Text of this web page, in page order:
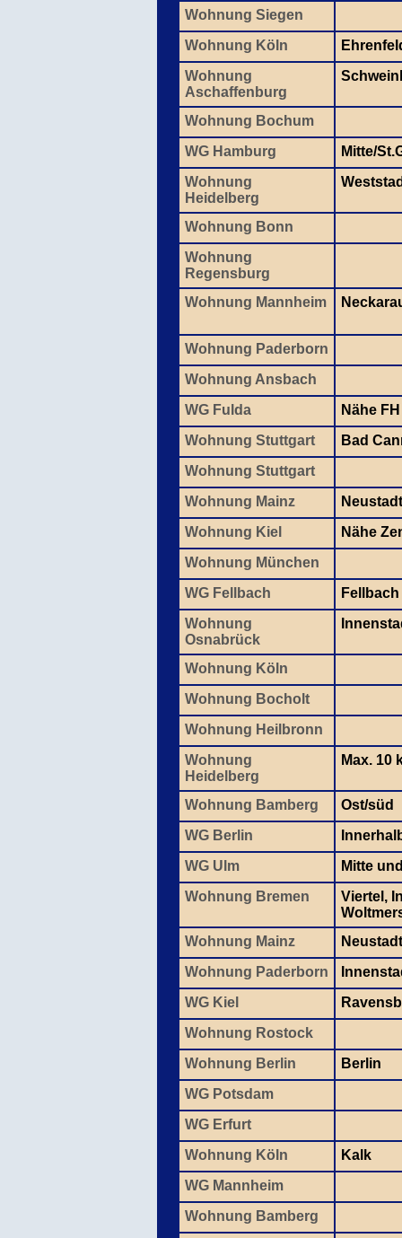
Wohnung Siegen
Wohnung Köln
Wohnung
Aschaffenburg
Wohnung Bochum
WG Hamburg
Mitte/
Wohnung
Heidelberg
Wohnung Bonn
Wohnung
Regensburg
Wohnung Mannheim
Wohnung Paderborn
Wohnung Ansbach
WG Fulda
Nähe FH
Wohnung Stuttgart
Bad
Wohnung Stuttgart
Wohnung Mainz
Neustadt
Wohnung Kiel
Nähe
Wohnung München
WG Fellbach
Fellbach
Wohnung
Osnabrück
Wohnung Köln
Wohnung Bocholt
Wohnung Heilbronn
Wohnung
Heidelberg
Max. 10
Wohnung Bamberg
Ost/süd
WG Berlin
WG Ulm
Mitte
Wohnung Bremen
Viertel,
Wohnung Mainz
Wohnung Paderborn
WG Kiel
Wohnung Rostock
Wohnung Berlin
Berlin
WG Potsdam
WG Erfurt
Wohnung Köln
Kalk
WG Mannheim
Wohnung Bamberg